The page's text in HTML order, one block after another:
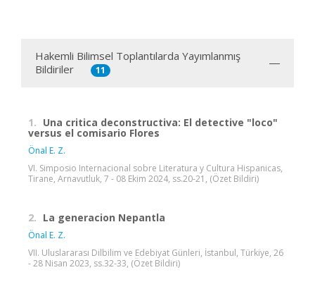
Hakemli Bilimsel Toplantılarda Yayımlanmış
Bildiriler
11
1. Una critica deconstructiva: El detective "loco"
versus el comisario Flores
Önal E. Z.
VI. Simposio Internacional sobre Literatura y Cultura Hispanicas,
Tirane, Arnavutluk, 7 - 08 Ekim 2024, ss.20-21, (Özet Bildiri)
2. La generacion Nepantla
Önal E. Z.
VII. Uluslararası Dilbilim ve Edebiyat Günleri, İstanbul, Türkiye, 26
- 28 Nisan 2023, ss.32-33, (Özet Bildiri)